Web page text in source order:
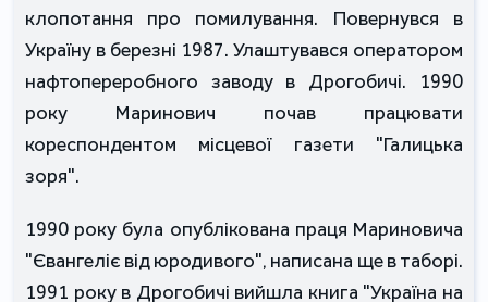
клопотання про помилування. Повернувся в
Україну в березні 1987. Улаштувався оператором
нафтопереробного заводу в Дрогобичі. 1990
року Маринович почав працювати
кореспондентом місцевої газети "Галицька
зоря".
1990 року була опублікована праця Мариновича
"Євангеліє від юродивого", написана ще в таборі.
1991 року в Дрогобичі вийшла книга "Україна на